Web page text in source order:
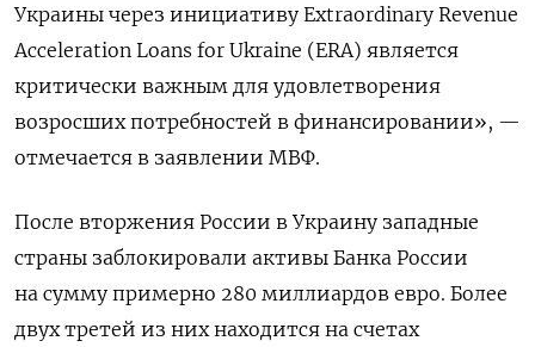
Украины через инициативу Extraordinary Revenue
Acceleration Loans for Ukraine (ERA) является
критически важным для удовлетворения
возросших потребностей в финансировании», —
отмечается в заявлении МВФ.
После вторжения России в Украину западные
страны заблокировали активы Банка России
на сумму примерно 280 миллиардов евро. Более
двух третей из них находится на счетах